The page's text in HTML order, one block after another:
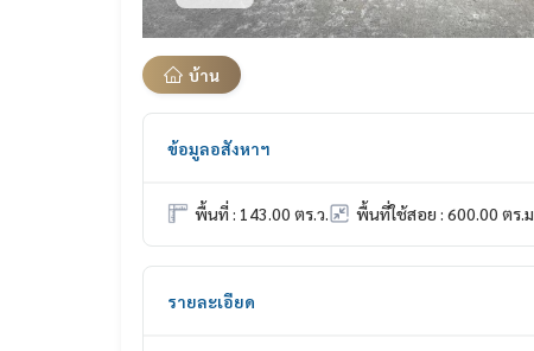
บ้าน
ข้อมูลอสังหาฯ
พื้นที่ : 143.00 ตร.ว. พื้นที่ใช้สอย : 600.00 ตร.ม.
รายละเอียด